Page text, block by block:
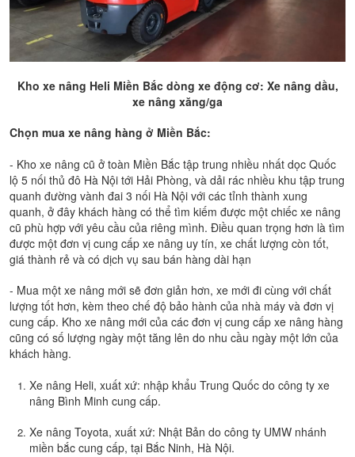
Kho xe nâng Heli Miền Bắc dòng xe động cơ: Xe nâng dầu,
xe nâng xăng/ga
Chọn mua xe nâng hàng ở Miền Bắc:
- Kho xe nâng cũ ở toàn Miền Bắc tập trung nhiều nhất dọc Quốc
lộ 5 nối thủ đô Hà Nội tới Hải Phòng, và dải rác nhiều khu tập trung
quanh đường vành đai 3 nối Hà Nội với các tỉnh thành xung
quanh, ở đây khách hàng có thể tìm kiếm được một chiếc xe nâng
cũ phù hợp với yêu cầu của riêng mình. Điều quan trọng hơn là tìm
được một đơn vị cung cấp xe nâng uy tín, xe chất lượng còn tốt,
giá thành rẻ và có dịch vụ sau bán hàng dài hạn
- Mua một xe nâng mới sẽ đơn giản hơn, xe mới đi cùng với chất
lượng tốt hơn, kèm theo chế độ bảo hành của nhà máy và đơn vị
cung cấp. Kho xe nâng mới của các đơn vị cung cấp xe nâng hàng
cũng có số lượng ngày một tăng lên do nhu cầu ngày một lớn của
khách hàng.
Xe nâng Heli, xuất xứ: nhập khẩu Trung Quốc do công ty xe
nâng Bình Minh cung cấp.
Xe nâng Toyota, xuất xứ: Nhật Bản do công ty UMW nhánh
miền bắc cung cấp, tại Bắc Ninh, Hà Nội.